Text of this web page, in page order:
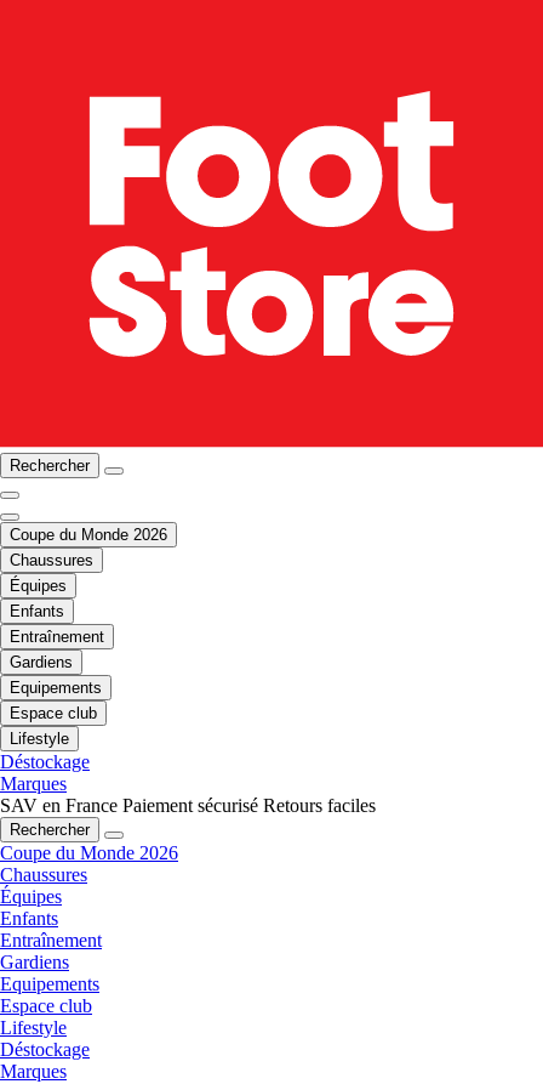
Rechercher
Coupe du Monde 2026
Chaussures
Équipes
Enfants
Entraînement
Gardiens
Equipements
Espace club
Lifestyle
Déstockage
Marques
SAV en France Paiement sécurisé Retours faciles
Rechercher
Coupe du Monde 2026
Chaussures
Équipes
Enfants
Entraînement
Gardiens
Equipements
Espace club
Lifestyle
Déstockage
Marques